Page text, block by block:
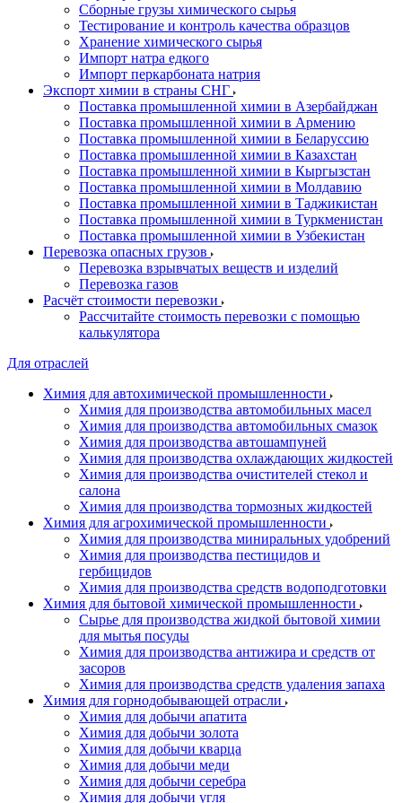
Сборные грузы химического сырья
Тестирование и контроль качества образцов
Хранение химического сырья
Импорт натра едкого
Импорт перкарбоната натрия
Экспорт химии в страны СНГ
Поставка промышленной химии в Азербайджан
Поставка промышленной химии в Армению
Поставка промышленной химии в Беларуссию
Поставка промышленной химии в Казахстан
Поставка промышленной химии в Кыргызстан
Поставка промышленной химии в Молдавию
Поставка промышленной химии в Таджикистан
Поставка промышленной химии в Туркменистан
Поставка промышленной химии в Узбекистан
Перевозка опасных грузов
Перевозка взрывчатых веществ и изделий
Перевозка газов
Расчёт стоимости перевозки
Рассчитайте стоимость перевозки с помощью
калькулятора
Для отраслей
Химия для автохимической промышленности
Химия для производства автомобильных масел
Химия для производства автомобильных смазок
Химия для производства автошампуней
Химия для производства охлаждающих жидкостей
Химия для производства очистителей стекол и
салона
Химия для производства тормозных жидкостей
Химия для агрохимической промышленности
Химия для производства миниральных удобрений
Химия для производства пестицидов и
гербицидов
Химия для производства средств водоподготовки
Химия для бытовой химической промышленности
Сырье для производства жидкой бытовой химии
для мытья посуды
Химия для производства антижира и средств от
засоров
Химия для производства средств удаления запаха
Химия для горнодобывающей отрасли
Химия для добычи апатита
Химия для добычи золота
Химия для добычи кварца
Химия для добычи меди
Химия для добычи серебра
Химия для добычи угля